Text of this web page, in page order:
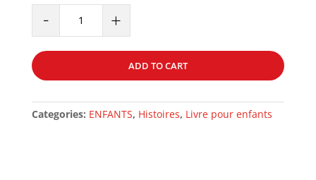
-
2
quantity
+
ADD TO CART
Categories: ENFANTS, Histoires, Livre pour enfants